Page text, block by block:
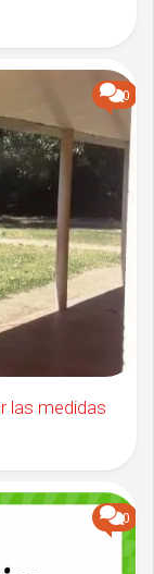
0
las medidas
0